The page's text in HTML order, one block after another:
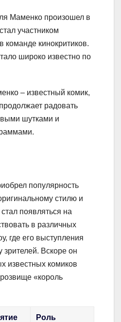
Маменко произошел в
участником
кинокритиков.
широко известно по
– известный комик,
радовать
шутками и
популярность
стилю и
появляться на
в различных
где его выступления
зрителей. Вскоре он
известных комиков
«король
Роль